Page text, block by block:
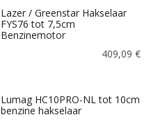
Lazer / Greenstar Hakselaar
FYS76 tot 7,5cm
Benzinemotor
409,09 €
Lumag HC10PRO-NL tot 10cm
benzine hakselaar